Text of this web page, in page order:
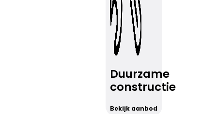
Duurzame
constructie
Bekijk aanbod